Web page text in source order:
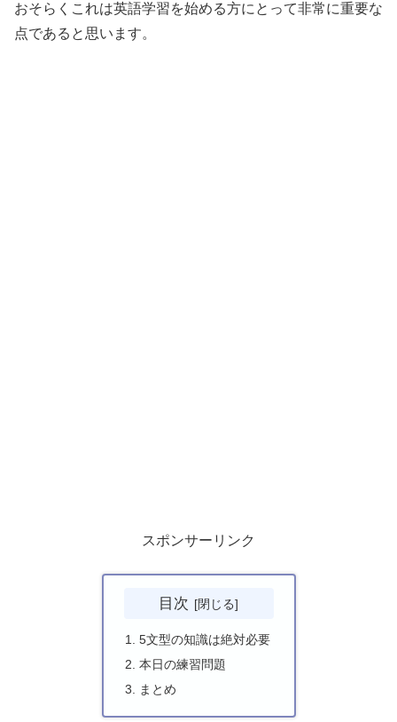
おそらくこれは英語学習を始める方にとって非常に重要な
点であると思います。
スポンサーリンク
目次
5文型の知識は絶対必要
本日の練習問題
まとめ